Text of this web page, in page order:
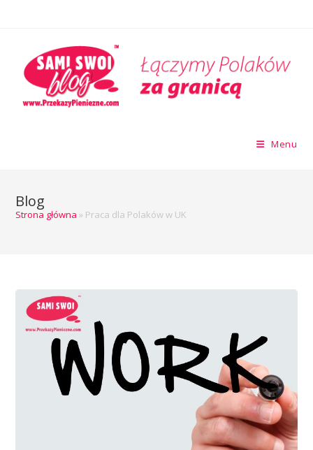
Menu
Blog
Strona główna » Praca dla Polaków w UK